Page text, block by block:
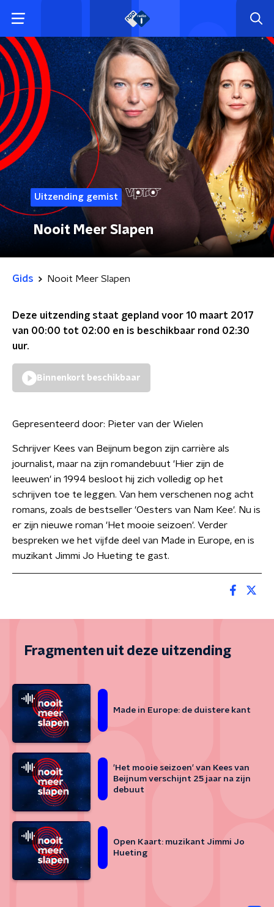
Uitzending gemist
Nooit Meer Slapen
Gids Nooit Meer Slapen
Deze uitzending staat gepland voor 10 maart 2017
van 00:00 tot 02:00 en is beschikbaar rond 02:30
uur.
Binnenkort beschikbaar
Gepresenteerd door: Pieter van der Wielen
Schrijver Kees van Beijnum begon zijn carrière als
journalist, maar na zijn romandebuut 'Hier zijn de
leeuwen' in 1994 besloot hij zich volledig op het
schrijven toe te leggen. Van hem verschenen nog acht
romans, zoals de bestseller 'Oesters van Nam Kee'. Nu is
er zijn nieuwe roman 'Het mooie seizoen'. Verder
bespreken we het vijfde deel van Made in Europe, en is
muzikant Jimmi Jo Hueting te gast.
Fragmenten uit deze uitzending
Made in Europe: de duistere kant
'Het mooie seizoen' van Kees van
Beijnum verschijnt 25 jaar na zijn
debuut
Open Kaart: muzikant Jimmi Jo
Hueting